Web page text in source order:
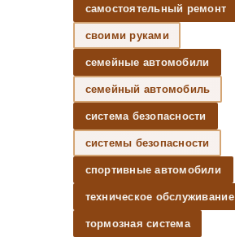
самостоятельный ремонт
своими руками
семейные автомобили
семейный автомобиль
система безопасности
системы безопасности
спортивные автомобили
техническое обслуживание
тормозная система